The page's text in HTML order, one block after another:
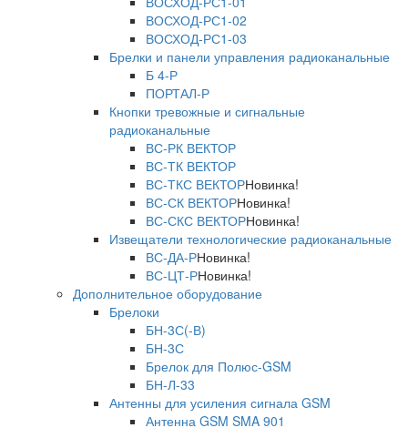
ВОСХОД-РС1-02
ВОСХОД-РС1-03
Брелки и панели управления радиоканальные
Б 4-Р
ПОРТАЛ-Р
Кнопки тревожные и сигнальные
радиоканальные
ВС-РК ВЕКТОР
ВС-ТК ВЕКТОР
ВС-ТКС ВЕКТОРНовинка!
ВС-СК ВЕКТОРНовинка!
ВС-СКС ВЕКТОРНовинка!
Извещатели технологические радиоканальные
ВС-ДА-РНовинка!
ВС-ЦТ-РНовинка!
Дополнительное оборудование
Брелоки
БН-3С(-В)
БН-3С
Брелок для Полюс-GSM
БН-Л-33
Антенны для усиления сигнала GSM
Антенна GSM SMA 901